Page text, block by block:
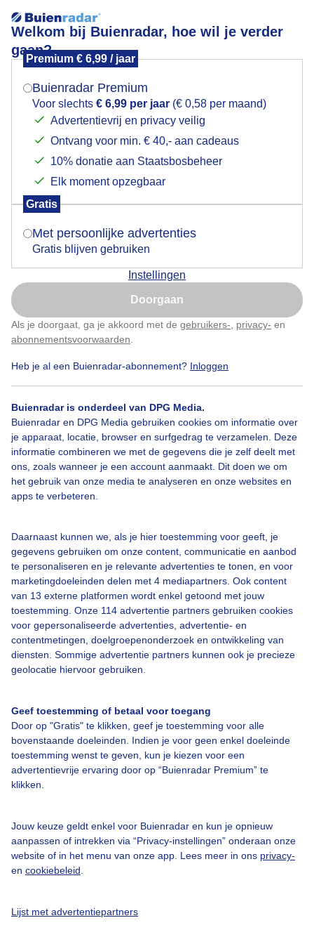
Welkom bij Buienradar, hoe wil je verder
gaan?
Premium € 6,99 / jaar
Buienradar Premium
Voor slechts € 6,99 per jaar (€ 0,58 per maand)
Advertentievrij en privacy veilig
Ontvang voor min. € 40,- aan cadeaus
10% donatie aan Staatsbosbeheer
Elk moment opzegbaar
Gratis
Met persoonlijke advertenties
Gratis blijven gebruiken
Instellingen
Doorgaan
Als je doorgaat, ga je akkoord met de gebruikers- privacy- en
abonnementsvoorwaarden
Heb je al een Buienradar-abonnement? Inloggen
Buienradar is onderdeel van DPG Media.
Buienradar en DPG Media gebruiken cookies om informatie over
je apparaat, locatie, browser en surfgedrag te verzamelen. Deze
informatie combineren we met de gegevens die je zelf deelt met
ons, zoals wanneer je een account aanmaakt. Dit doen we om
het gebruik van onze media te analyseren en onze websites en
apps te verbeteren.
Daarnaast kunnen we, als je hier toestemming voor geeft, je
gegevens gebruiken om onze content, communicatie en aanbod
te personaliseren en je relevante advertenties te tonen, en voor
marketingdoeleinden delen met 4 mediapartners. Ook content
van 13 externe platformen wordt enkel getoond met jouw
toestemming. Onze 114 advertentie partners gebruiken cookies
voor gepersonaliseerde advertenties, advertentie- en
contentmetingen, doelgroepenonderzoek en ontwikkeling van
diensten. Sommige advertentie partners kunnen ook je precieze
geolocatie hiervoor gebruiken.
Geef toestemming of betaal voor toegang
Door op "Gratis" te klikken, geef je toestemming voor alle
bovenstaande doeleinden. Indien je voor geen enkel doeleinde
toestemming wenst te geven, kun je kiezen voor een
advertentievrije ervaring door op “Buienradar Premium” te
klikken.
Jouw keuze geldt enkel voor Buienradar en kun je opnieuw
aanpassen of intrekken via “Privacy-instellingen” onderaan onze
website of in het menu van onze app. Lees meer in ons privacy-
en cookiebeleid
Lijst met advertentiepartners
Bui
Er komt een bui aan. 15:30
Zon Wolken
Bekijk slideshow
Een moment geduld aub...
Bedrijfsgegevens
Veelgestelde vragen
Contact
Adverteren
Buienradar Team
Cookie beleid
Mogen we je locatie gebruiken voor het
Indien je hier nog geen akkoord op hebt gegeven,
verschijnt er zo een pop-up uit je browser waarin
Is goed, toon de popup
Nu niet, misschien later
Klik hierom dit aan te passen